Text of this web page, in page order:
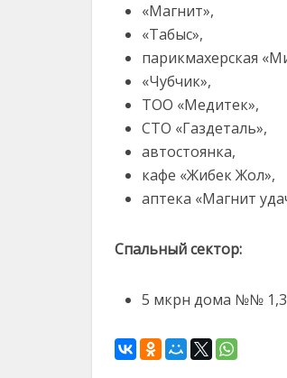
«Магнит»,
«Табыс»,
парикмахерская
«Чубчик»,
ТОО «Медитек»,
СТО «Газдеталь»,
автостоянка,
кафе «Жибек Жол»,
аптека «Магнит
Спальный сектор:
5 мкрн дома №№